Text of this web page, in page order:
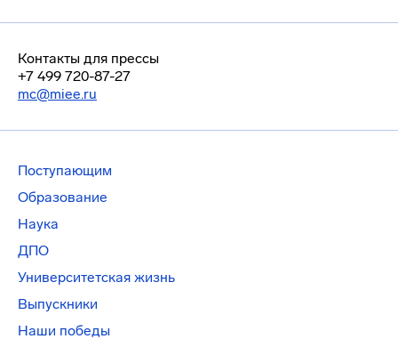
Контакты для прессы
+7 499 720-87-27
mc@miee.ru
Поступающим
Образование
Наука
ДПО
Университетская жизнь
Выпускники
Наши победы